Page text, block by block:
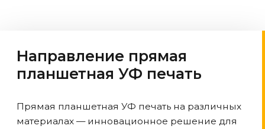
Направление прямая
планшетная УФ печать
Прямая планшетная УФ печать на различных
материалах — инновационное решение для